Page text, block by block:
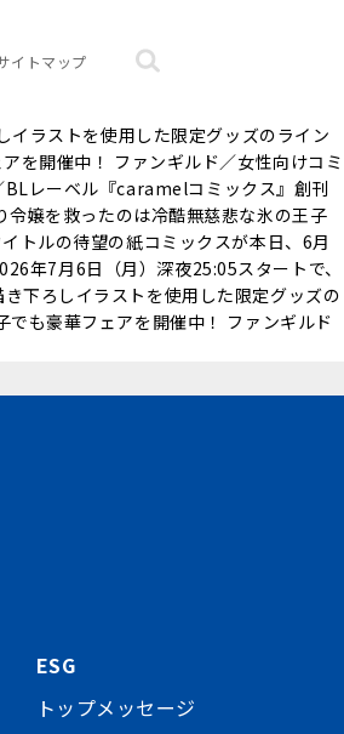
イトマップ
ラストを使用した限定グッズのライン
を開催中！ ファンギルド／女性向けコミ
BLレーベル『caramelコミックス』創刊
嬢を救ったのは冷酷無慈悲な氷の王子
トルの待望の紙コミックスが本日、6月
年7月6日（月）深夜25:05スタートで、
下ろしイラストを使用した限定グッズの
も豪華フェアを開催中！ ファンギルド
ESG
トップメッセージ